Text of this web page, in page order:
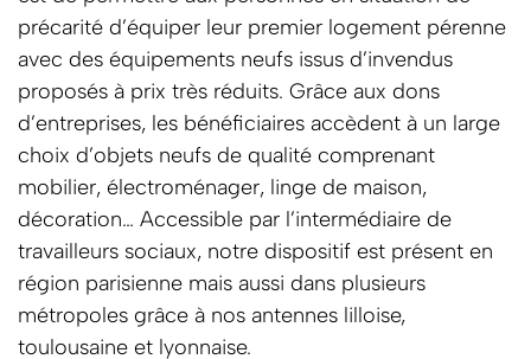
précarité d’équiper leur premier logement pérenne
avec des équipements neufs issus d’invendus
proposés à prix très réduits. Grâce aux dons
d’entreprises, les bénéficiaires accèdent à un large
choix d’objets neufs de qualité comprenant
mobilier, électroménager, linge de maison,
décoration… Accessible par l’intermédiaire de
travailleurs sociaux, notre dispositif est présent en
région parisienne mais aussi dans plusieurs
métropoles grâce à nos antennes lilloise,
toulousaine et lyonnaise.